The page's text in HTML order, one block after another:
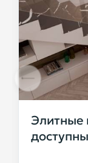
Элитные